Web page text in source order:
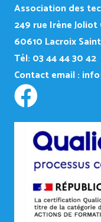
Association des
249 rue Irène Joliot
60610 Lacroix
Tél: 03 44 44 30 42
Contact email :